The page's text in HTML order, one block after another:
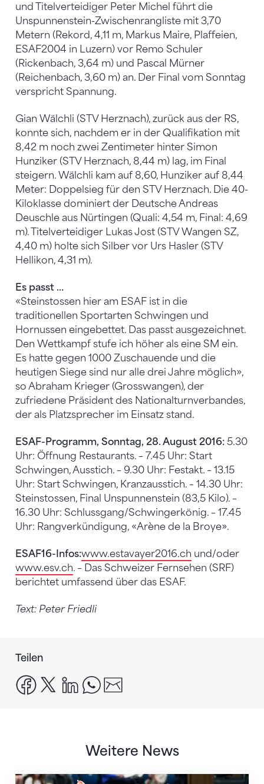
und Titelverteidiger Peter Michel führt die
Unspunnenstein-Zwischenrangliste mit 3,70
Metern (Rekord, 4,11 m, Markus Maire, Plaffeien,
ESAF2004 in Luzern) vor Remo Schuler
(Rickenbach, 3,64 m) und Pascal Mürner
(Reichenbach, 3,60 m) an. Der Final vom Sonntag
verspricht Spannung.
Gian Wälchli (STV Herznach), zurück aus der RS,
konnte sich, nachdem er in der Qualifikation mit
8,42 m noch zwei Zentimeter hinter Simon
Hunziker (STV Herznach, 8,44 m) lag, im Final
steigern. Wälchli kam auf 8,60, Hunziker auf 8,44
Meter: Doppelsieg für den STV Herznach. Die 40-
Kiloklasse dominiert der Deutsche Andreas
Deuschle aus Nürtingen (Quali: 4,54 m, Final: 4,69
m). Titelverteidiger Lukas Jost (STV Wangen SZ,
4,40 m) holte sich Silber vor Urs Hasler (STV
Hellikon, 4,31 m).
Es passt …
«Steinstossen hier am ESAF ist in die
traditionellen Sportarten Schwingen und
Hornussen eingebettet. Das passt ausgezeichnet.
Den Wettkampf stufe ich höher als eine SM ein.
Es hatte gegen 1000 Zuschauende und die
heutigen Siege sind nur alle drei Jahre möglich»,
so Abraham Krieger (Grosswangen), der
zufriedene Präsident des Nationalturnverbandes,
der als Platzsprecher im Einsatz stand.
ESAF-Programm, Sonntag, 28. August 2016: 5.30
Uhr: Öffnung Restaurants. – 7.45 Uhr: Start
Schwingen, Ausstich. – 9.30 Uhr: Festakt. – 13.15
Uhr: Start Schwingen, Kranzausstich. – 14.30 Uhr:
Steinstossen, Final Unspunnenstein (83,5 Kilo). –
16.30 Uhr: Schlussgang/Schwingerkönig. – 17.45
Uhr: Rangverkündigung, «Arène de la Broye».
ESAF16-Infos:www.estavayer2016.ch und/oder
www.esv.ch. – Das Schweizer Fernsehen (SRF)
berichtet umfassend über das ESAF.
Text: Peter Friedli
Teilen
facebook
x linkedinwhatsapp
Weitere News
Nächster Halt: Weltmeisterschaft